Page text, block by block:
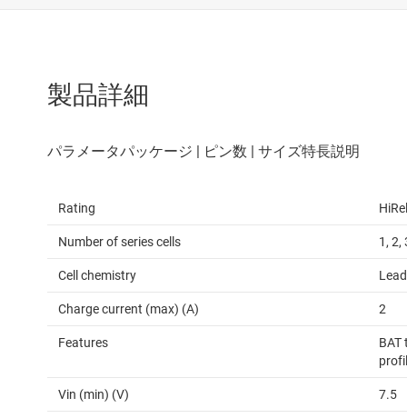
製品詳細
Rating
Number of series cells 1, 2,
Cell chemistry
Charge current (max) (A) 2
Features
Vin (min) (V) 7.5